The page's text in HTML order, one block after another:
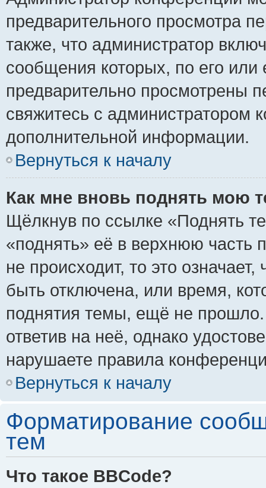
предварительного просмотра
также, что администратор
сообщения которых, по его
предварительно просмотрены
свяжитесь с администратором
дополнительной информации.
Вернуться к началу
Как мне вновь поднять мою
Щёлкнув по ссылке «Поднять
«поднять» её в верхнюю часть
не происходит, то это
быть отключена, или время,
поднятия темы, ещё не
ответив на неё, однако
нарушаете правила
Вернуться к началу
Форматирование
тем
Что такое BBCode?